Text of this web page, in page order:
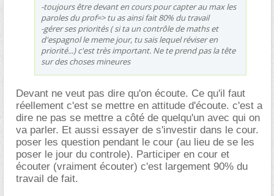
-toujours être devant en cours pour capter au max les
paroles du prof=> tu as ainsi fait 80% du travail
-gérer ses priorités ( si ta un contrôle de maths et
d'espagnol le meme jour, tu sais lequel réviser en
priorité...) c'est très important. Ne te prend pas la tête
sur des choses mineures
Devant ne veut pas dire qu'on écoute. Ce qu'il faut
réellement c'est se mettre en attitude d'écoute. c'est a
dire ne pas se mettre a côté de quelqu'un avec qui on
va parler. Et aussi essayer de s'investir dans le cour.
poser les question pendant le cour (au lieu de se les
poser le jour du controle). Participer en cour et
écouter (vraiment écouter) c'est largement 90% du
travail de fait.